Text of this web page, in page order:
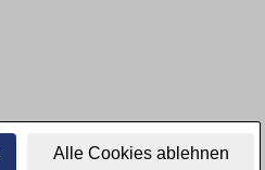
Alle Cookies ablehnen